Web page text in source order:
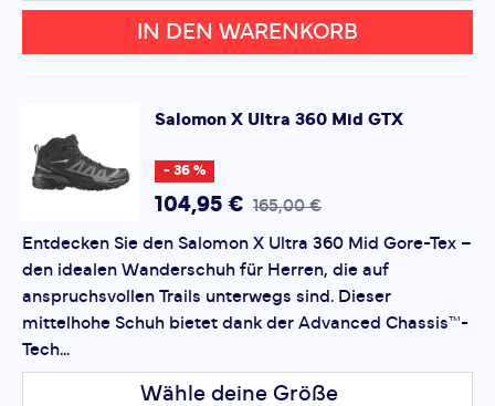
IN DEN WARENKORB
Salomon X Ultra 360 Mid GTX
- 36 %
104,95 € 165,00 €
Entdecken Sie den Salomon X Ultra 360 Mid Gore-Tex –
den idealen Wanderschuh für Herren, die auf
anspruchsvollen Trails unterwegs sind. Dieser
mittelhohe Schuh bietet dank der Advanced Chassis™-
Tech...
Wähle deine Größe